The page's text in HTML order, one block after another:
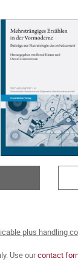
plus handling
Use ourcontact